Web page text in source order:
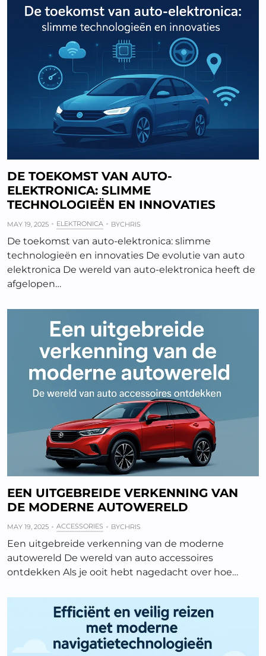
DE TOEKOMST VAN AUTO-
ELEKTRONICA: SLIMME
TECHNOLOGIEËN EN INNOVATIES
MAY 19, 2025 ELEKTRONICA BYCHRIS
De toekomst van auto-elektronica: slimme
technologieën en innovaties De evolutie van auto
elektronica De wereld van auto-elektronica heeft de
afgelopen…
EEN UITGEBREIDE VERKENNING VAN
DE MODERNE AUTOWERELD
MAY 19, 2025 ACCESSORIES BYCHRIS
Een uitgebreide verkenning van de moderne
autowereld De wereld van auto accessoires
ontdekken Als je ooit hebt nagedacht over hoe…